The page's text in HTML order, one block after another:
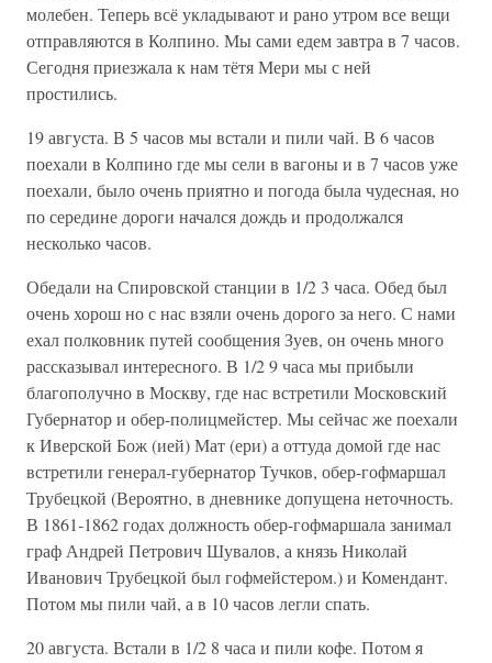
молебен. Теперь всё укладывают и рано утром все вещи
отправляются в Колпино. Мы сами едем завтра в 7 часов.
Сегодня приезжала к нам тётя Мери мы с ней
простились.
19 августа. В 5 часов мы встали и пили чай. В 6 часов
поехали в Колпино где мы сели в вагоны и в 7 часов уже
поехали, было очень приятно и погода была чудесная, но
по середине дороги начался дождь и продолжался
несколько часов.
Обедали на Спировской станции в 1/2 3 часа. Обед был
очень хорош но с нас взяли очень дорого за него. С нами
ехал полковник путей сообщения Зуев, он очень много
рассказывал интересного. В 1/2 9 часа мы прибыли
благополучно в Москву, где нас встретили Московский
Губернатор и обер-полицмейстер. Мы сейчас же поехали
к Иверской Бож (ией) Мат (ери) а оттуда домой где нас
встретили генерал-губернатор Тучков, обер-гофмаршал
Трубецкой (Вероятно, в дневнике допущена неточность.
В 1861-1862 годах должность обер-гофмаршала занимал
граф Андрей Петрович Шувалов, а князь Николай
Иванович Трубецкой был гофмейстером.) и Комендант.
Потом мы пили чай, а в 10 часов легли спать.
20 августа. Встали в 1/2 8 часа и пили кофе. Потом я